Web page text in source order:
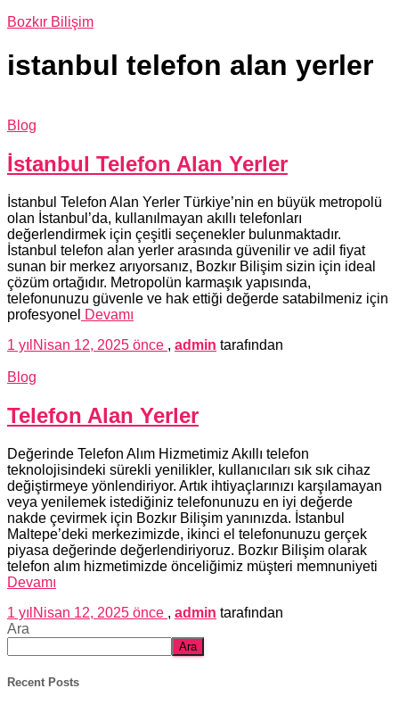
Bozkır Bilişim
istanbul telefon alan yerler
Blog
İstanbul Telefon Alan Yerler
İstanbul Telefon Alan Yerler Türkiye’nin en büyük metropolü
olan İstanbul’da, kullanılmayan akıllı telefonları
değerlendirmek için çeşitli seçenekler bulunmaktadır.
İstanbul telefon alan yerler arasında güvenilir ve adil fiyat
sunan bir merkez arıyorsanız, Bozkır Bilişim sizin için ideal
çözüm ortağıdır. Metropolün karmaşık yapısında,
telefonunuzu güvenle ve hak ettiği değerde satabilmeniz için
profesyonel Devamı
1 yıl Nisan 12, 2025 önce , admin tarafından
Blog
Telefon Alan Yerler
Değerinde Telefon Alım Hizmetimiz Akıllı telefon
teknolojisindeki sürekli yenilikler, kullanıcıları sık sık cihaz
değiştirmeye yönlendiriyor. Artık ihtiyaçlarınızı karşılamayan
veya yenilemek istediğiniz telefonunuzu en iyi değerde
nakde çevirmek için Bozkır Bilişim yanınızda. İstanbul
Maltepe’deki merkezimizde, ikinci el telefonunuzu gerçek
piyasa değerinde değerlendiriyoruz. Bozkır Bilişim olarak
telefon alım hizmetimizde önceliğimiz müşteri memnuniyeti
Devamı
1 yıl Nisan 12, 2025 önce , admin tarafından
Ara
Ara
Recent Posts